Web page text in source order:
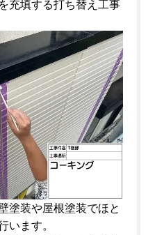
充填する打ち替え工事
塗装や屋根塗装でほと
います。